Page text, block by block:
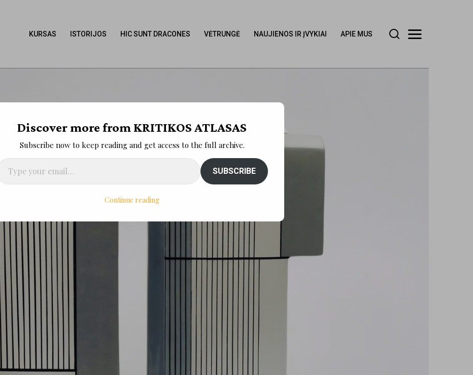
KURSAS ISTORIJOS HIC SUNT DRACONES VĖTRUNGĖ NAUJIENOS IR ĮVYKIAI APIE MUS
Discover more from KRITIKOS ATLASAS
Subscribe now to keep reading and get access to the full archive.
Type your email…
SUBSCRIBE
Continue reading